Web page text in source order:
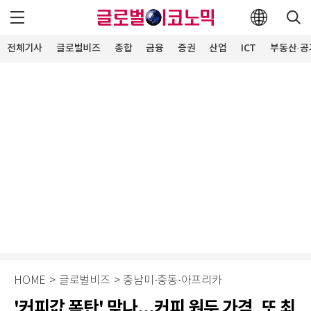
전체기사 글로벌비즈 종합 금융 증권 산업 ICT 부동산·
HOME > 글로벌비즈 > 중남미·중동·아프리카